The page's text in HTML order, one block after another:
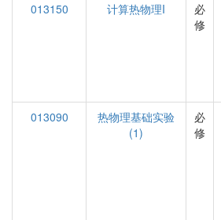
013150
计算热物理I
必
修
013090
热物理基础实验
(1)
必
修